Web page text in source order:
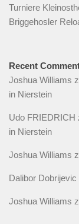
Turniere
Briggehosler
Recent
Joshua Williams
in Nierstein
Udo FRIEDRICH
in Nierstein
Joshua Williams
Dalibor Dobrijevic
Joshua Williams